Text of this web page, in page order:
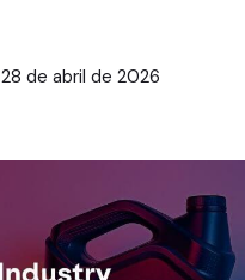
28 de abril de 2026